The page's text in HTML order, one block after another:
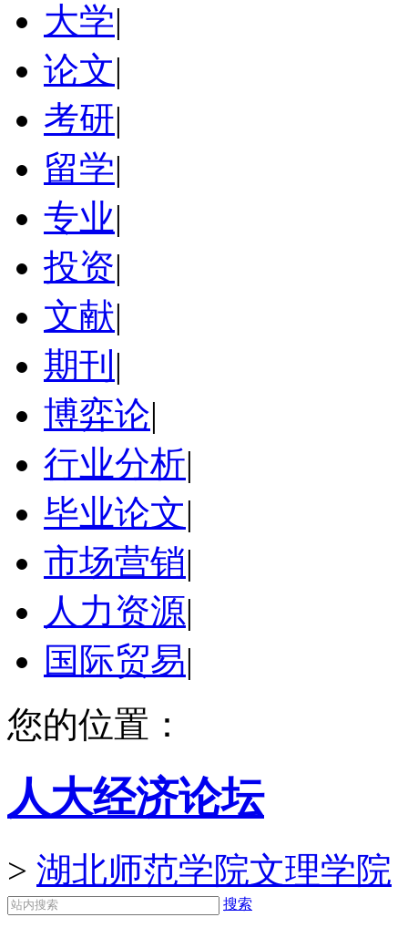
大学|
论文|
考研|
留学|
专业|
投资|
文献|
期刊 |
博弈论|
行业分析|
毕业论文|
市场营销|
人力资源|
国际贸易|
您的位置：
人大经济论坛
> 湖北师范学院文理学院
搜索